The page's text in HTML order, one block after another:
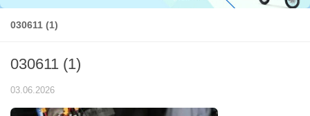
030611 (1)
030611 (1)
03.06.2026